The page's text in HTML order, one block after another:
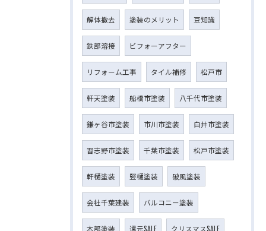
解体撤去 塗装のメリット 豆知識
鉄部溶接 ビフォーアフター
リフォーム工事 タイル補修 松戸市
軒天塗装 船橋市塗装 八千代市塗装
鎌ヶ谷市塗装 市川市塗装 白井市塗装
習志野市塗装 千葉市塗装 松戸市塗装
軒樋塗装 竪樋塗装 破風塗装
会社千葉建装 バルコニー塗装
木部塗装 還元SALE クリスマスSALE